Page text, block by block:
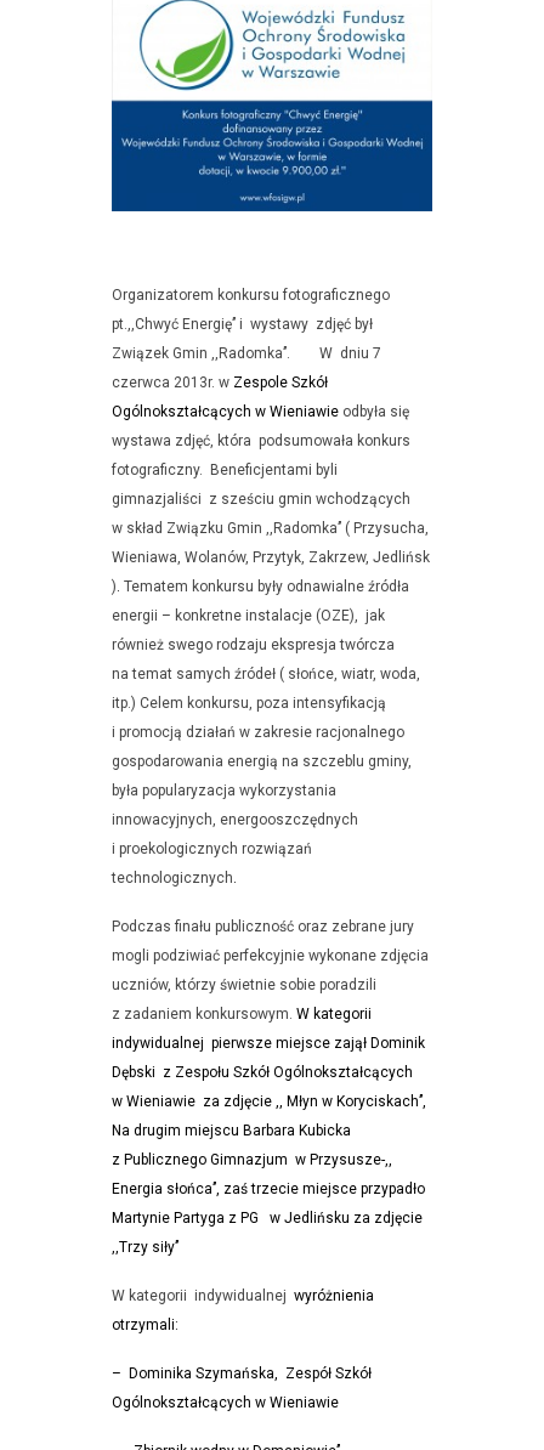
Organizatorem konkursu fotograficznego
pt.,,Chwyć Energię’’ i wystawy zdjęć był
Związek Gmin ,,Radomka’’. W dniu 7
czerwca 2013r. w Zespole Szkół
Ogólnokształcących w Wieniawie odbyła się
wystawa zdjęć, która podsumowała konkurs
fotograficzny. Beneficjentami byli
gimnazjaliści z sześciu gmin wchodzących
w skład Związku Gmin ,,Radomka’’ ( Przysucha,
Wieniawa, Wolanów, Przytyk, Zakrzew, Jedlińsk
). Tematem konkursu były odnawialne źródła
energii – konkretne instalacje (OZE), jak
również swego rodzaju ekspresja twórcza
na temat samych źródeł ( słońce, wiatr, woda,
itp.) Celem konkursu, poza intensyfikacją
i promocją działań w zakresie racjonalnego
gospodarowania energią na szczeblu gminy,
była popularyzacja wykorzystania
innowacyjnych, energooszczędnych
i proekologicznych rozwiązań
technologicznych.
Podczas finału publiczność oraz zebrane jury
mogli podziwiać perfekcyjnie wykonane zdjęcia
uczniów, którzy świetnie sobie poradzili
z zadaniem konkursowym. W kategorii
indywidualnej pierwsze miejsce zajął Dominik
Dębski z Zespołu Szkół Ogólnokształcących
w Wieniawie za zdjęcie ,, Młyn w Koryciskach’’,
Na drugim miejscu Barbara Kubicka
z Publicznego Gimnazjum w Przysusze-,,
Energia słońca’’, zaś trzecie miejsce przypadło
Martynie Partyga z PG w Jedlińsku za zdjęcie
,,Trzy siły’’
W kategorii indywidualnej wyróżnienia
otrzymali:
– Dominika Szymańska, Zespół Szkół
Ogólnokształcących w Wieniawie